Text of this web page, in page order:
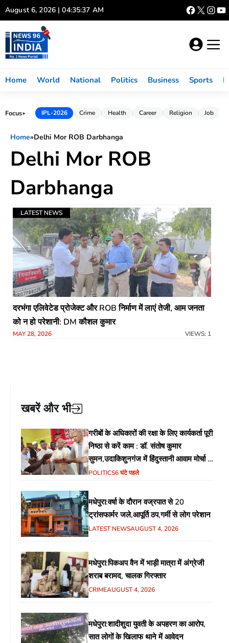
Skip
to
content
August 6, 2026 | 04:35:37 AM
Home World National Politics Business Sports
Focus► IPL-2026 Crime Health Career Religion Job
Home»Delhi Mor ROB Darbhanga
Delhi Mor ROB
Darbhanga
LATEST NEWS
दरभंगा एलिवेटेड प्रोजेक्ट और ROB निर्माण में लाएं तेजी, आम जनता
को न हो परेशानी: DM कौशल कुमार
MAY 28, 2026 VIEWS: 1
खबरें और भी
गरीबों के अधिकारों की रक्षा के लिए कार्यकर्ता पूरी
निष्ठा से करें काम : डॉ. संतोष कुमार
सुमन,उदाकिशुनगंज में हिंदुस्तानी आवाम मोर्चा के
गरीब चौपाल में शिक्षा, स्वास्थ्य, रोजगार समेत
POLITICS6 घंटे पहले
मधेपुरा:वर्षा के दौरान वज्रपात से 20
ट्रांसफार्मर जले,आपूर्ति ठप,गर्मी से लोग परेशान
LATEST NEWSAUGUST 4, 2026
मधेपुरा:पिकअप वैन में भाड़ी मात्रा में अंग्रेजी
शराब बरामद, चालक गिरफ्तार
CRIMEAUGUST 4, 2026
मधेपुरा:शादीशुदा युवती के अपहरण का आरोप,
सात लोगों के खिलाफ थाने में आवेदन